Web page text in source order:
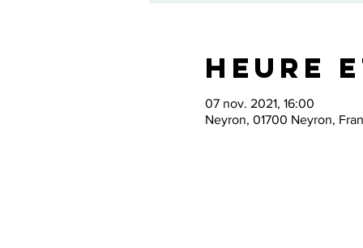
Heure
07 nov. 2021, 16:00
Neyron, 01700 Neyron,